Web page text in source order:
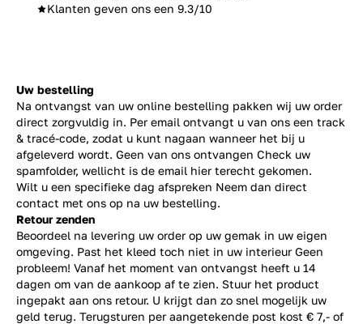
Klanten geven ons een 9.3/10
Uw bestelling
Na ontvangst van uw online bestelling pakken wij uw order
direct zorgvuldig in. Per email ontvangt u van ons een track
& tracé-code, zodat u kunt nagaan wanneer het bij u
afgeleverd wordt. Geen van ons ontvangen Check uw
spamfolder, wellicht is de email hier terecht gekomen.
Wilt u een specifieke dag afspreken Neem dan direct
contact met ons op na uw bestelling.
Retour zenden
Beoordeel na levering uw order op uw gemak in uw eigen
omgeving. Past het kleed toch niet in uw interieur Geen
probleem! Vanaf het moment van ontvangst heeft u 14
dagen om van de aankoop af te zien. Stuur het product
ingepakt aan ons retour. U krijgt dan zo snel mogelijk uw
geld terug. Terugsturen per aangetekende post kost € 7,- of